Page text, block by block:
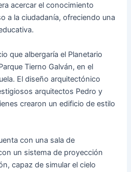
acercar el conocimiento
a la ciudadanía, ofreciendo una
que albergaría el Planetario
Tierno Galván, en el
El diseño arquitectónico
arquitectos Pedro y
crearon un edificio de estilo
con una sala de
un sistema de proyección
capaz de simular el cielo